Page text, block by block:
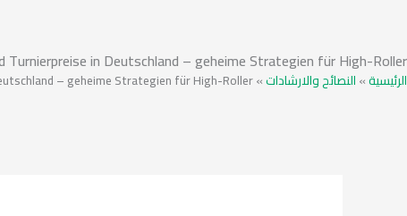
Turnierpreise in Deutschland – geheime Strategien für High-Roller
الرئيسية»النصائح والارشادات»
– geheime Strategien für High-Roller